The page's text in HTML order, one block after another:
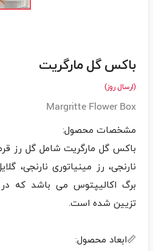
باکس گل مارگریت
(ارسال روز)
Margritte Flower Box
باکس گل مارگریت شامل گل رز
نارنجی، رز مینیاتوری نارنجی،
برگ اکالیپتوس می باشد که